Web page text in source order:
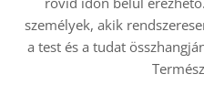
személyek, akik
a test és a tudat